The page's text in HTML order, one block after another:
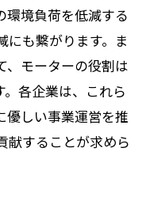
環境負荷を低減する
にも繋がります。ま
、モーターの役割は
各企業は、これら
優しい事業運営を推
献することが求めら